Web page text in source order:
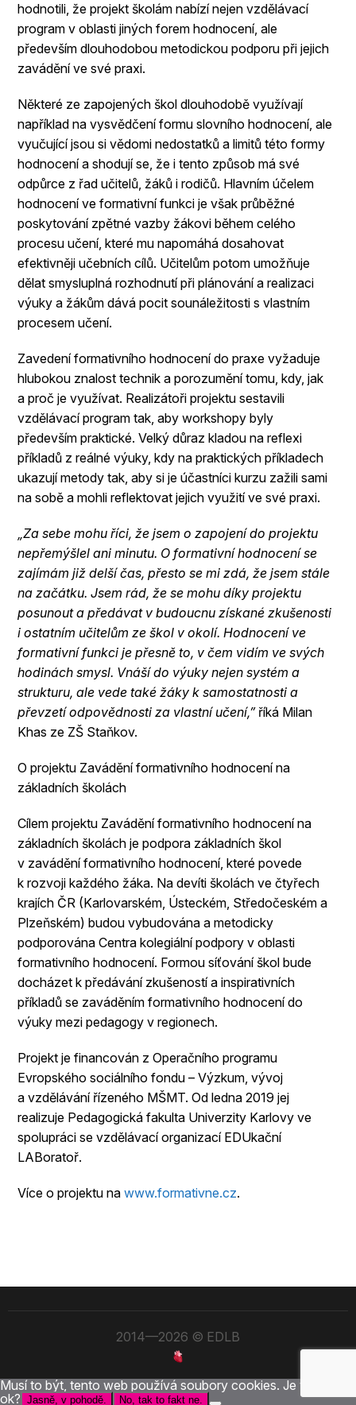
hodnotili, že projekt školám nabízí nejen vzdělávací
program v oblasti jiných forem hodnocení, ale
především dlouhodobou metodickou podporu při jejich
zavádění ve své praxi.
Některé ze zapojených škol dlouhodobě využívají
například na vysvědčení formu slovního hodnocení, ale
vyučující jsou si vědomi nedostatků a limitů této formy
hodnocení a shodují se, že i tento způsob má své
odpůrce z řad učitelů, žáků i rodičů. Hlavním účelem
hodnocení ve formativní funkci je však průběžné
poskytování zpětné vazby žákovi během celého
procesu učení, které mu napomáhá dosahovat
efektivněji učebních cílů. Učitelům potom umožňuje
dělat smysluplná rozhodnutí při plánování a realizaci
výuky a žákům dává pocit sounáležitosti s vlastním
procesem učení.
Zavedení formativního hodnocení do praxe vyžaduje
hlubokou znalost technik a porozumění tomu, kdy, jak
a proč je využívat. Realizátoři projektu sestavili
vzdělávací program tak, aby workshopy byly
především praktické. Velký důraz kladou na reflexi
příkladů z reálné výuky, kdy na praktických příkladech
ukazují metody tak, aby si je účastníci kurzu zažili sami
na sobě a mohli reflektovat jejich využití ve své praxi.
„Za sebe mohu říci, že jsem o zapojení do projektu
nepřemýšlel ani minutu. O formativní hodnocení se
zajímám již delší čas, přesto se mi zdá, že jsem stále
na začátku. Jsem rád, že se mohu díky projektu
posunout a předávat v budoucnu získané zkušenosti
i ostatním učitelům ze škol v okolí. Hodnocení ve
formativní funkci je přesně to, v čem vidím ve svých
hodinách smysl. Vnáší do výuky nejen systém a
strukturu, ale vede také žáky k samostatnosti a
převzetí odpovědnosti za vlastní učení,”říká Milan
Khas ze ZŠ Staňkov.
O projektu Zavádění formativního hodnocení na
základních školách
Cílem projektu Zavádění formativního hodnocení na
základních školách je podpora základních škol
v zavádění formativního hodnocení, které povede
k rozvoji každého žáka. Na devíti školách ve čtyřech
krajích ČR (Karlovarském, Ústeckém, Středočeském a
Plzeňském) budou vybudována a metodicky
podporována Centra kolegiální podpory v oblasti
formativního hodnocení. Formou síťování škol bude
docházet k předávání zkušeností a inspirativních
příkladů se zaváděním formativního hodnocení do
výuky mezi pedagogy v regionech.
Projekt je financován z Operačního programu
Evropského sociálního fondu – Výzkum, vývoj
a vzdělávání řízeného MŠMT. Od ledna 2019 jej
realizuje Pedagogická fakulta Univerzity Karlovy ve
spolupráci se vzdělávací organizací EDUkační
LABoratoř.
Více o projektu na www.formativne.cz.
2014—2026 © EDLB
Musí to být, tento web používá soubory cookies. Je to po vás
ok? Jasně, v pohodě. No, tak to fakt ne.